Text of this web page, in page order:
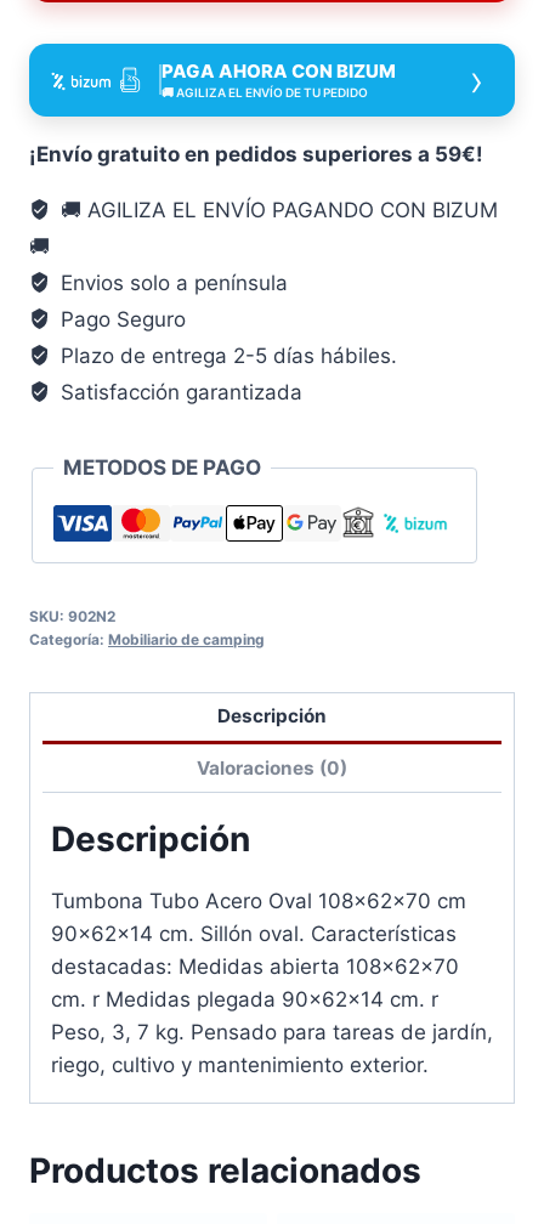
108X62X70
Cm
90X62X14
Cm
camping
cantidad
PAGA AHORA CON BIZUM
🚚 AGILIZA EL ENVÍO DE TU PEDIDO ›
¡Envío gratuito en pedidos superiores a 59€!
🚚 AGILIZA EL ENVÍO PAGANDO CON BIZUM
🚚
Envios solo a península
Pago Seguro
Plazo de entrega 2-5 días hábiles.
Satisfacción garantizada
METODOS DE PAGO
SKU: 902N2
Categoría: Mobiliario de camping
Descripción
Valoraciones (0)
Descripción
Tumbona Tubo Acero Oval 108x62x70 cm
90x62x14 cm. Sillón oval. Características
destacadas: Medidas abierta 108x62x70
cm. r Medidas plegada 90x62x14 cm. r
Peso, 3, 7 kg. Pensado para tareas de jardín,
riego, cultivo y mantenimiento exterior.
Productos relacionados